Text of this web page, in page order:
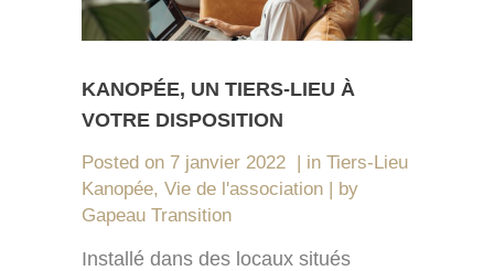
KANOPÉE, UN TIERS-LIEU À
VOTRE DISPOSITION
Posted on 7 janvier 2022 in Tiers-Lieu
Kanopée, Vie de l'association
by
Gapeau Transition
Installé dans des locaux situés